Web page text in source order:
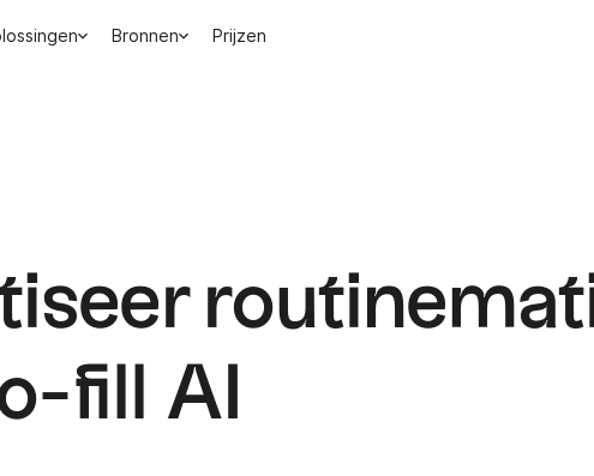
Bronnen Prijzen
fill AI